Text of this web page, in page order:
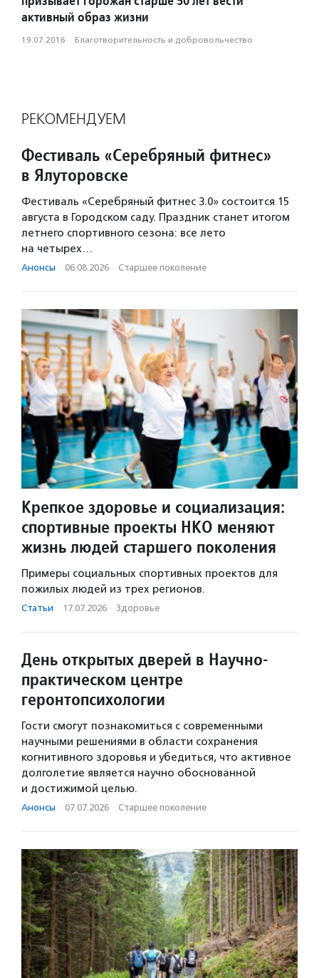
активный образ жизни
19.07.2016 · Благотвори­тель­ность и доброволь­чест­во
РЕКОМЕНДУЕМ
Фестиваль «Серебряный фитнес»
в Ялуторовске
Фестиваль «Серебряный фитнес 3.0» состоится 15
августа в Городском саду. Праздник станет итогом
летнего спортивного сезона: все лето
на четырех…
Анонсы · 06.08.2026 · Старшее поколение
Крепкое здоровье и социализация:
спортивные проекты НКО меняют
жизнь людей старшего поколения
Примеры социальных спортивных проектов для
пожилых людей из трех регионов.
Статьи · 17.07.2026 · Здоровье
День открытых дверей в Научно-
практическом центре
геронтопсихологии
Гости смогут познакомиться с современными
научными решениями в области сохранения
когнитивного здоровья и убедиться, что активное
долголетие является научно обоснованной
и достижимой целью.
Анонсы · 07.07.2026 · Старшее поколение